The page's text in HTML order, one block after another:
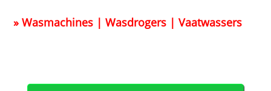
» Wasmachines | Wasdrogers | Vaatwassers